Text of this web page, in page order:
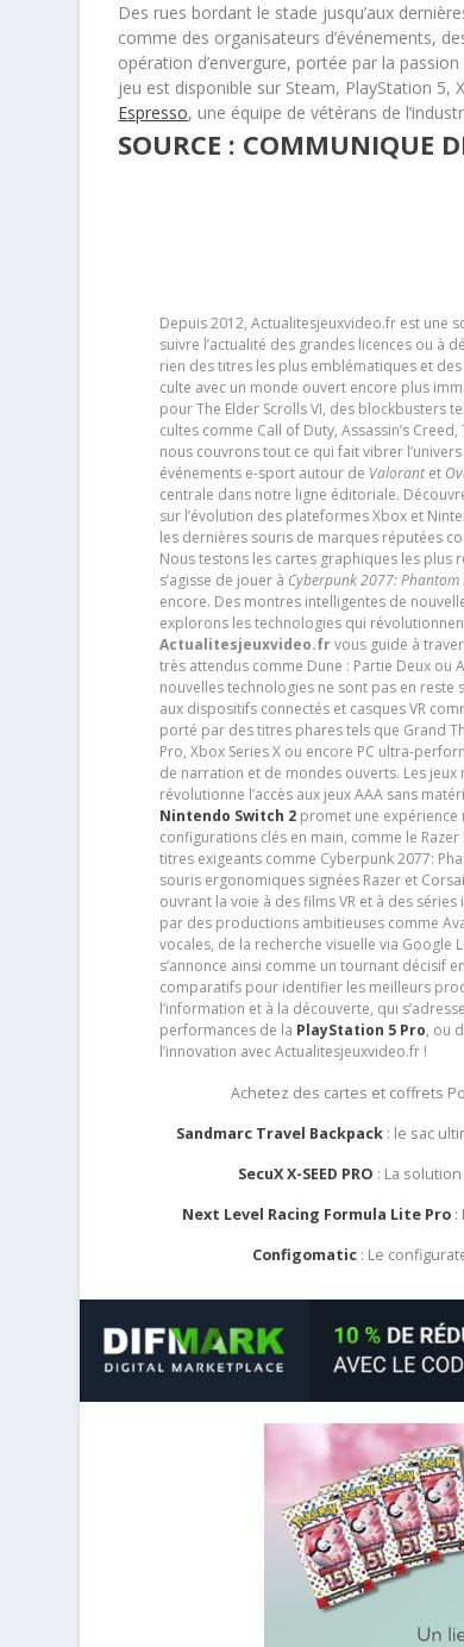
Des rues bordant le stade jusqu’aux
comme des organisateurs d’événements,
opération d’envergure, portée par la
jeu est disponible sur Steam, PlayStation 5,
Espresso, une équipe de vétérans de
SOURCE : COMMUNIQUE
Depuis 2012, Actualitesjeuxvideo.fr est une
suivre l’actualité des grandes licences ou à
rien des titres les plus emblématiques et
culte avec un monde ouvert encore plus
pour The Elder Scrolls VI, des blockbusters
cultes comme Call of Duty, Assassin’s
nous couvrons tout ce qui fait vibrer
événements e-sport autour de Valorantet
centrale dans notre ligne éditoriale.
sur l’évolution des plateformes Xbox et
les dernières souris de marques réputées
Nous testons les cartes graphiques les plus
s’agisse de jouer à Cyberpunk 2077: Phantom
encore. Des montres intelligentes de
explorons les technologies qui
Actualitesjeuxvideo.frvous guide à
très attendus comme Dune : Partie Deux ou
nouvelles technologies ne sont pas en reste
aux dispositifs connectés et casques VR
porté par des titres phares tels que Grand
Pro, Xbox Series X ou encore PC ultra-
de narration et de mondes ouverts. Les
révolutionne l’accès aux jeux AAA sans
Nintendo Switch 2promet une expérience
configurations clés en main, comme le
titres exigeants comme Cyberpunk 2077:
souris ergonomiques signées Razer et
ouvrant la voie à des films VR et à des
par des productions ambitieuses comme
vocales, de la recherche visuelle via Google
s’annonce ainsi comme un tournant décisif
comparatifs pour identifier les meilleurs
l’information et à la découverte, qui
performances de la PlayStation 5 Pro, ou
l’innovation avec Actualitesjeuxvideo.fr !
Achetez des cartes et coffrets
Sandmarc Travel Backpack: le sac
SecuX X-SEED PRO : La
Next Level Racing Formula Lite Pro:
Configomatic : Le